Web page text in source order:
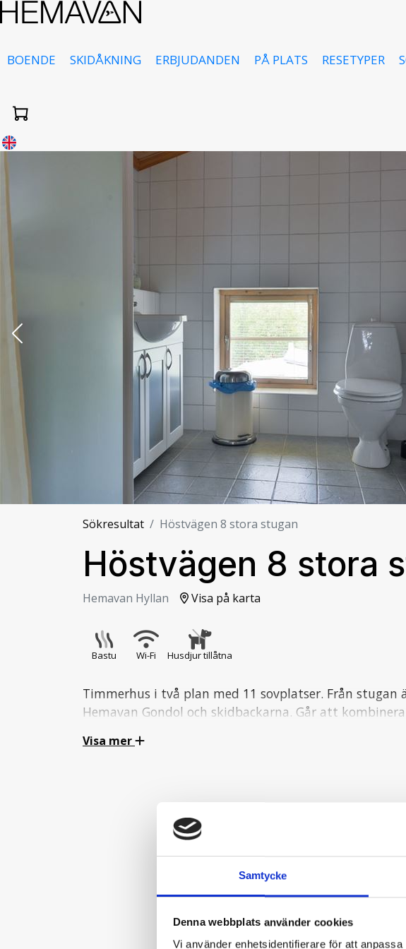
Samtycke
Denna webbplats använder cookies
Vi använder enhetsidentifierare för att
BOENDE SKIDÅKNING ERBJUDANDEN PÅ PLATS RESETYPER
Sökresultat Höstvägen 8 stora stugan
Höstvägen 8 stora
Hemavan Hyllan Visa på karta
Bastu Wi-Fi Husdjur tillåtna
Timmerhus i två plan med 11 sovplatser. Från
Hemavan Gondol och skidbackarna. Går att kombinera med
Sovrum på nedre plan:
Visa mer